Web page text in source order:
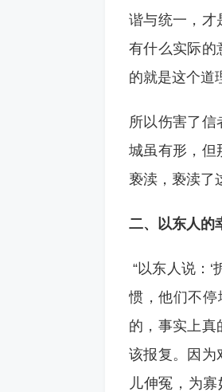
谐与统一，才
有什么实际的
的就是这个道
所以伤害了信
城虽有形，但
亵渎，亵渎了
二、以东人的
“以东人说：
惯，他们不停
的，事实上真
该报复。因为
儿伸冤，为